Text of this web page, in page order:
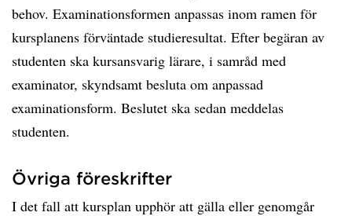
behov. Examinationsformen anpassas inom ramen för
kursplanens förväntade studieresultat. Efter begäran av
studenten ska kursansvarig lärare, i samråd med
examinator, skyndsamt besluta om anpassad
examinationsform. Beslutet ska sedan meddelas
studenten.
Övriga föreskrifter
I det fall att kursplan upphör att gälla eller genomgår